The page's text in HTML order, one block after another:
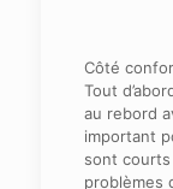
Côté
Tout
au rebord
important
sont
problèmes